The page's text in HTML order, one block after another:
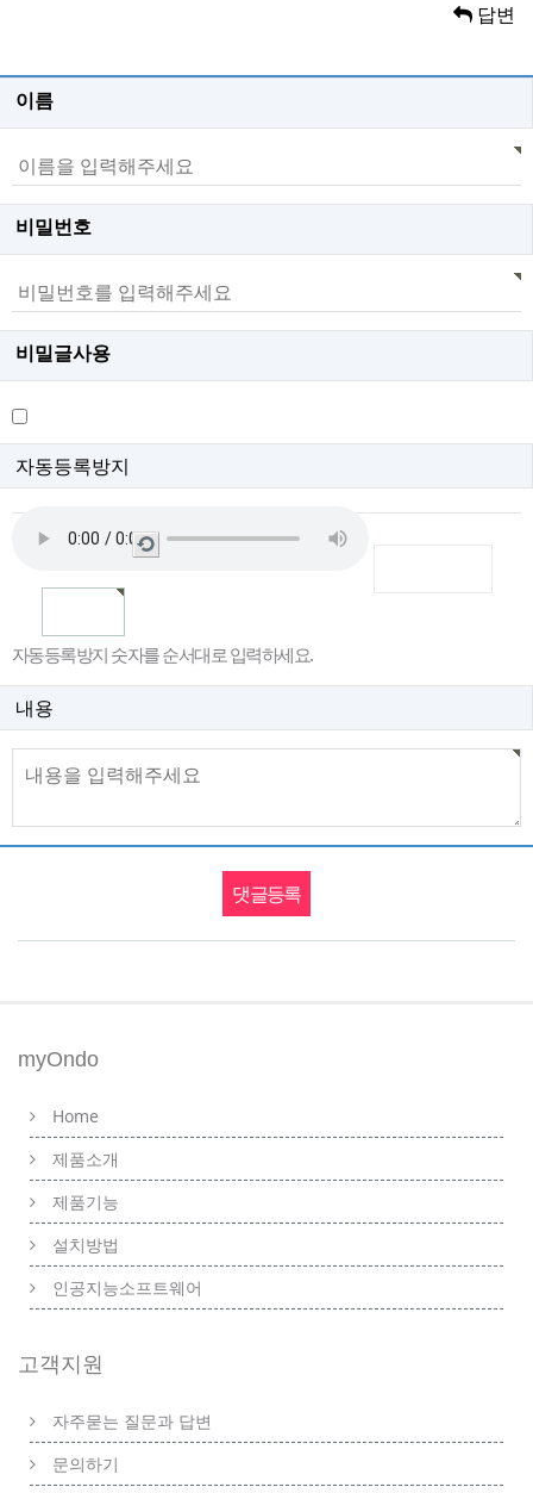
답변
이름
비밀번호
비밀글사용
자동등록방지
새
자동등록방지 숫자를 순서대로 입력하세요.
내용
myOndo
Home
제품소개
제품기능
설치방법
인공지능소프트웨어
고객지원
자주묻는 질문과 답변
문의하기